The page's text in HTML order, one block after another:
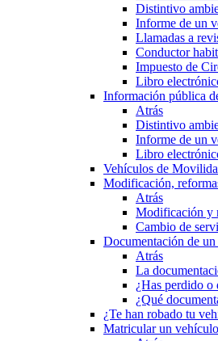
Distintivo
Informe de un
Llamadas a
Conductor
Impuesto de
Libro
Información pública
Atrás
Distintivo
Informe de un
Libro
Vehículos de
Modificación,
Atrás
Modificación y
Cambio de
Documentación de
Atrás
La
¿Has perdido o
¿Qué
¿Te han robado tu
Matricular un vehículo